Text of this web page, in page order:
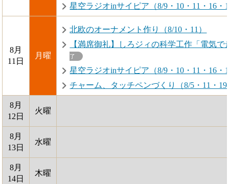
星空ラジオinサイピア（8/9・10・11・16・
8月
11日
月曜
北欧のオーナメント作り（8/10・11）
【満席御礼】しろジィの科学工作「電気
了
星空ラジオinサイピア（8/9・10・11・16・
チャーム、タッチペンづくり（8/5・11・19
8月
12日
火曜
8月
13日
水曜
8月
14日
木曜